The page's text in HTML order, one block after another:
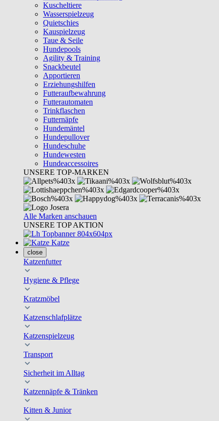
Kuscheltiere
Wasserspielzeug
Quietschies
Kauspielzeug
Taue & Seile
Hundepools
Agility & Training
Snackbeutel
Apportieren
Erziehungshilfen
Futteraufbewahrung
Futterautomaten
Trinkflaschen
Futternäpfe
Hundemäntel
Hundepullover
Hundeschuhe
Hundewesten
Hundeaccessoires
UNSERE TOP-MARKEN
Alle Marken anschauen
UNSERE TOP AKTION
Katze
close
Katzenfutter
Hygiene & Pflege
Kratzmöbel
Katzenschlafplätze
Katzenspielzeug
Transport
Sicherheit im Alltag
Katzennäpfe & Tränken
Kitten & Junior